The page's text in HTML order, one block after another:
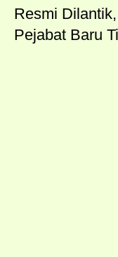
Resmi
Pejabat Baru